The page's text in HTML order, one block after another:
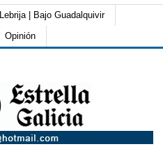
Lebrija | Bajo Guadalquivir
Opinión